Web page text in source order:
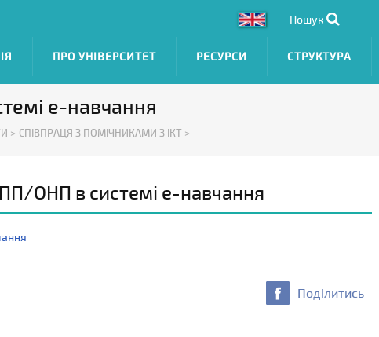
Пошук
ПРО УНІВЕРСИТЕТ РЕСУРСИ СТРУКТУРА
е-навчання
> СПІВПРАЦЯ З ПОМІЧНИКАМИ З ІКТ >
ОНП в системі е-навчання
Поділитись